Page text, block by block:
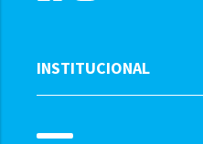
INSTITUCIONAL